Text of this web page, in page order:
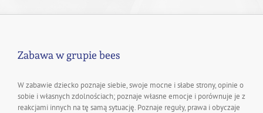
Zabawa w grupie bees
W zabawie dziecko poznaje siebie, swoje mocne i słabe strony, opinie o
sobie i własnych zdolnościach; poznaje własne emocje i porównuje je z
reakcjami innych na tę samą sytuację. Poznaje reguły, prawa i obyczaje